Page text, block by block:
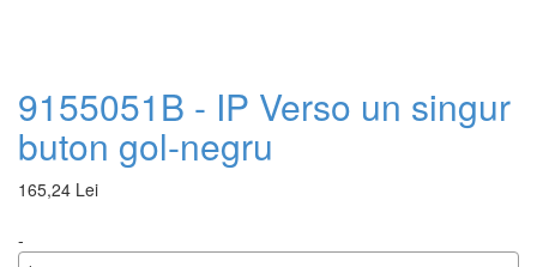
9155051B - IP Verso un singur
buton gol-negru
165,24 Lei
-